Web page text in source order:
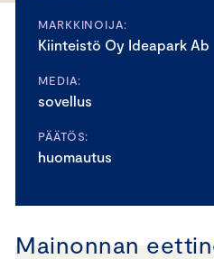
MARKKINOIJA:
Kiinteistö Oy Ideapark Ab
MEDIA:
sovellus
PÄÄTÖS:
huomautus
Mainonnan